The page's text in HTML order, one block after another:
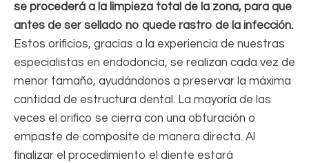
se procederá a la limpieza total de la zona, para que
antes de ser sellado no quede rastro de la infección.
Estos orificios, gracias a la experiencia de nuestras
especialistas en endodoncia, se realizan cada vez de
menor tamaño, ayudándonos a preservar la máxima
cantidad de estructura dental. La mayoría de las
veces el orifico se cierra con una obturación o
empaste de composite de manera directa. Al
finalizar el procedimiento el diente estará